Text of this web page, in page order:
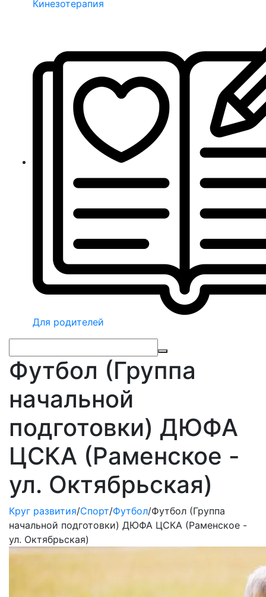
Кинезотерапия
Для родителей
Футбол (Группа
начальной
подготовки) ДЮФА
ЦСКА (Раменское -
ул. Октябрьская)
Круг развития/Спорт/Футбол/Футбол (Группа
начальной подготовки) ДЮФА ЦСКА (Раменское -
ул. Октябрьская)